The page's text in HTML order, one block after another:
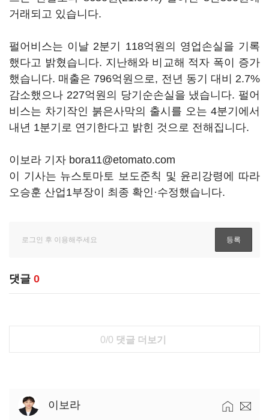
거래되고 있습니다.
펄어비스는 이날 2분기 118억원의 영업손실을 기록
했다고 밝혔습니다. 지난해와 비교해 적자 폭이 증가
했습니다. 매출은 796억원으로, 전년 동기 대비 2.7%
감소했으나 227억원의 당기순손실을 냈습니다. 펄어
비스는 차기작인 붉은사막의 출시를 오는 4분기에서
내년 1분기로 연기한다고 밝힌 것으로 전해집니다.
이보라 기자 bora11@etomato.com
이 기사는 뉴스토마토 보도준칙 및 윤리강령에 따라
오승훈 산업1부장이 최종 확인·수정했습니다.
댓글 0
0/0 댓글 더보기
이보라